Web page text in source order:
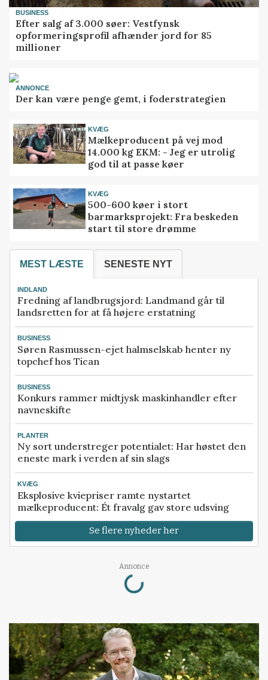
BUSINESS
Efter salg af 3.000 søer: Vestfynsk
opformeringsprofil afhænder jord for 85
millioner
ANNONCE
Der kan være penge gemt, i foderstrategien
KVÆG
Mælkeproducent på vej mod
14.000 kg EKM: - Jeg er utrolig
god til at passe køer
KVÆG
500-600 køer i stort
barmarksprojekt: Fra beskeden
start til store drømme
MEST LÆSTE SENESTE NYT
INDLAND
Fredning af landbrugsjord: Landmand går til
landsretten for at få højere erstatning
BUSINESS
Søren Rasmussen-ejet halmselskab henter ny
topchef hos Tican
BUSINESS
Konkurs rammer midtjysk maskinhandler efter
navneskifte
PLANTER
Ny sort understreger potentialet: Har høstet den
eneste mark i verden af sin slags
KVÆG
Eksplosive kviepriser ramte nystartet
mælkeproducent: Ét fravalg gav store udsving
Se flere nyheder her
Annonce
Loading...